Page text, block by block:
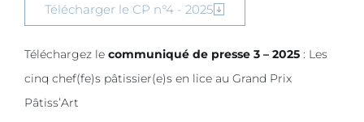
Télécharger le CP n°4 - 2025
Téléchargez le communiqué de presse 3 – 2025 : Les
cinq chef(fe)s pâtissier(e)s en lice au Grand Prix
Pâtiss’Art